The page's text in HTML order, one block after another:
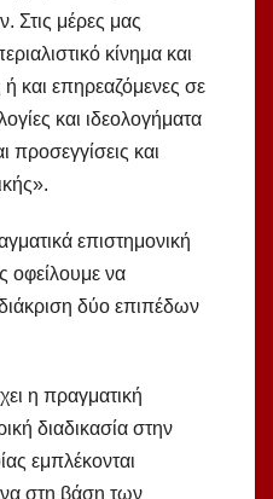
Στις μέρες μας
κίνημα και
και επηρεαζόμενες σε
και ιδεολογήματα
προσεγγίσεις και
επιστημονική
οφείλουμε να
δύο επιπέδων
η πραγματική
διαδικασία στην
εμπλέκονται
στη βάση των